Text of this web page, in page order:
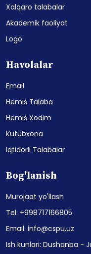
Xalqaro talabalar
Akademik faoliyat
Logo
Havolalar
Email
Hemis Talaba
Hemis Xodim
Kutubxona
Iqtidorli Talabalar
Bog'lanish
Murojaat yo'llash
Tel: +998717166805
Email: info@cspu.uz
Ish kunlari: Dushanba -